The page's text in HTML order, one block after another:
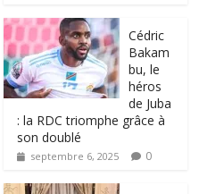
‎Cédric
Bakam
bu, le
héros
de Juba
: la RDC triomphe grâce à
son doublé
septembre 6, 2025 0